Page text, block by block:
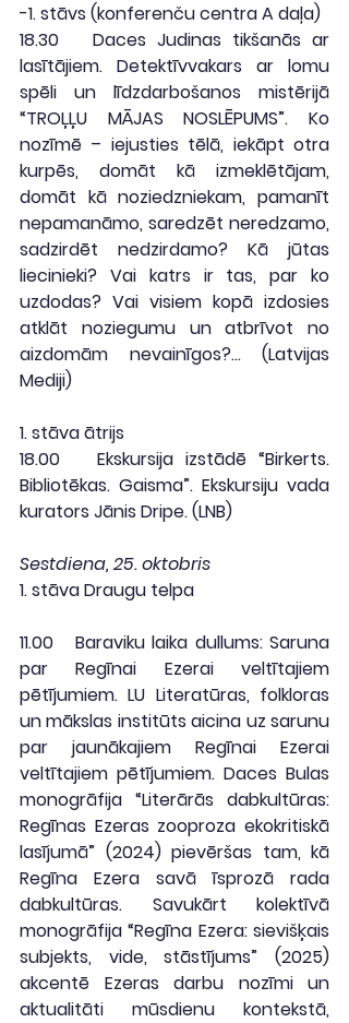
-1. stāvs (konferenču centra A daļa)
18.30 Daces Judinas tikšanās ar
lasītājiem. Detektīvvakars ar lomu
spēli un līdzdarbošanos mistērijā
“TROĻĻU MĀJAS NOSLĒPUMS”. Ko
nozīmē – iejusties tēlā, iekāpt otra
kurpēs, domāt kā izmeklētājam,
domāt kā noziedzniekam, pamanīt
nepamanāmo, saredzēt neredzamo,
sadzirdēt nedzirdamo? Kā jūtas
liecinieki? Vai katrs ir tas, par ko
uzdodas? Vai visiem kopā izdosies
atklāt noziegumu un atbrīvot no
aizdomām nevainīgos?... (Latvijas
Mediji)
1. stāva ātrijs
18.00 Ekskursija izstādē “Birkerts.
Bibliotēkas. Gaisma”. Ekskursiju vada
kurators Jānis Dripe. (LNB)
Sestdiena, 25. oktobris
1. stāva Draugu telpa
11.00 Baraviku laika dullums: Saruna
par Regīnai Ezerai veltītajiem
pētījumiem. LU Literatūras, folkloras
un mākslas institūts aicina uz sarunu
par jaunākajiem Regīnai Ezerai
veltītajiem pētījumiem. Daces Bulas
monogrāfija “Literārās dabkultūras:
Regīnas Ezeras zooproza ekokritiskā
lasījumā” (2024) pievēršas tam, kā
Regīna Ezera savā īsprozā rada
dabkultūras. Savukārt kolektīvā
monogrāfija “Regīna Ezera: sievišķais
subjekts, vide, stāstījums” (2025)
akcentē Ezeras darbu nozīmi un
aktualitāti mūsdienu kontekstā,